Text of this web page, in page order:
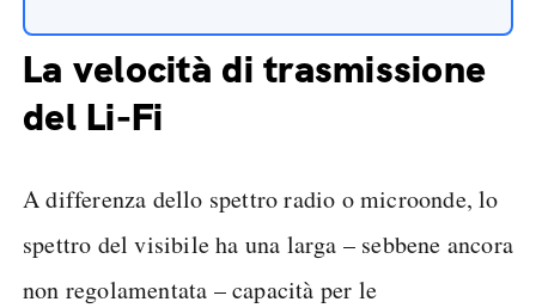
La velocità di trasmissione
del Li-Fi
A differenza dello spettro radio o microonde, lo
spettro del visibile ha una larga – sebbene ancora
non regolamentata – capacità per le